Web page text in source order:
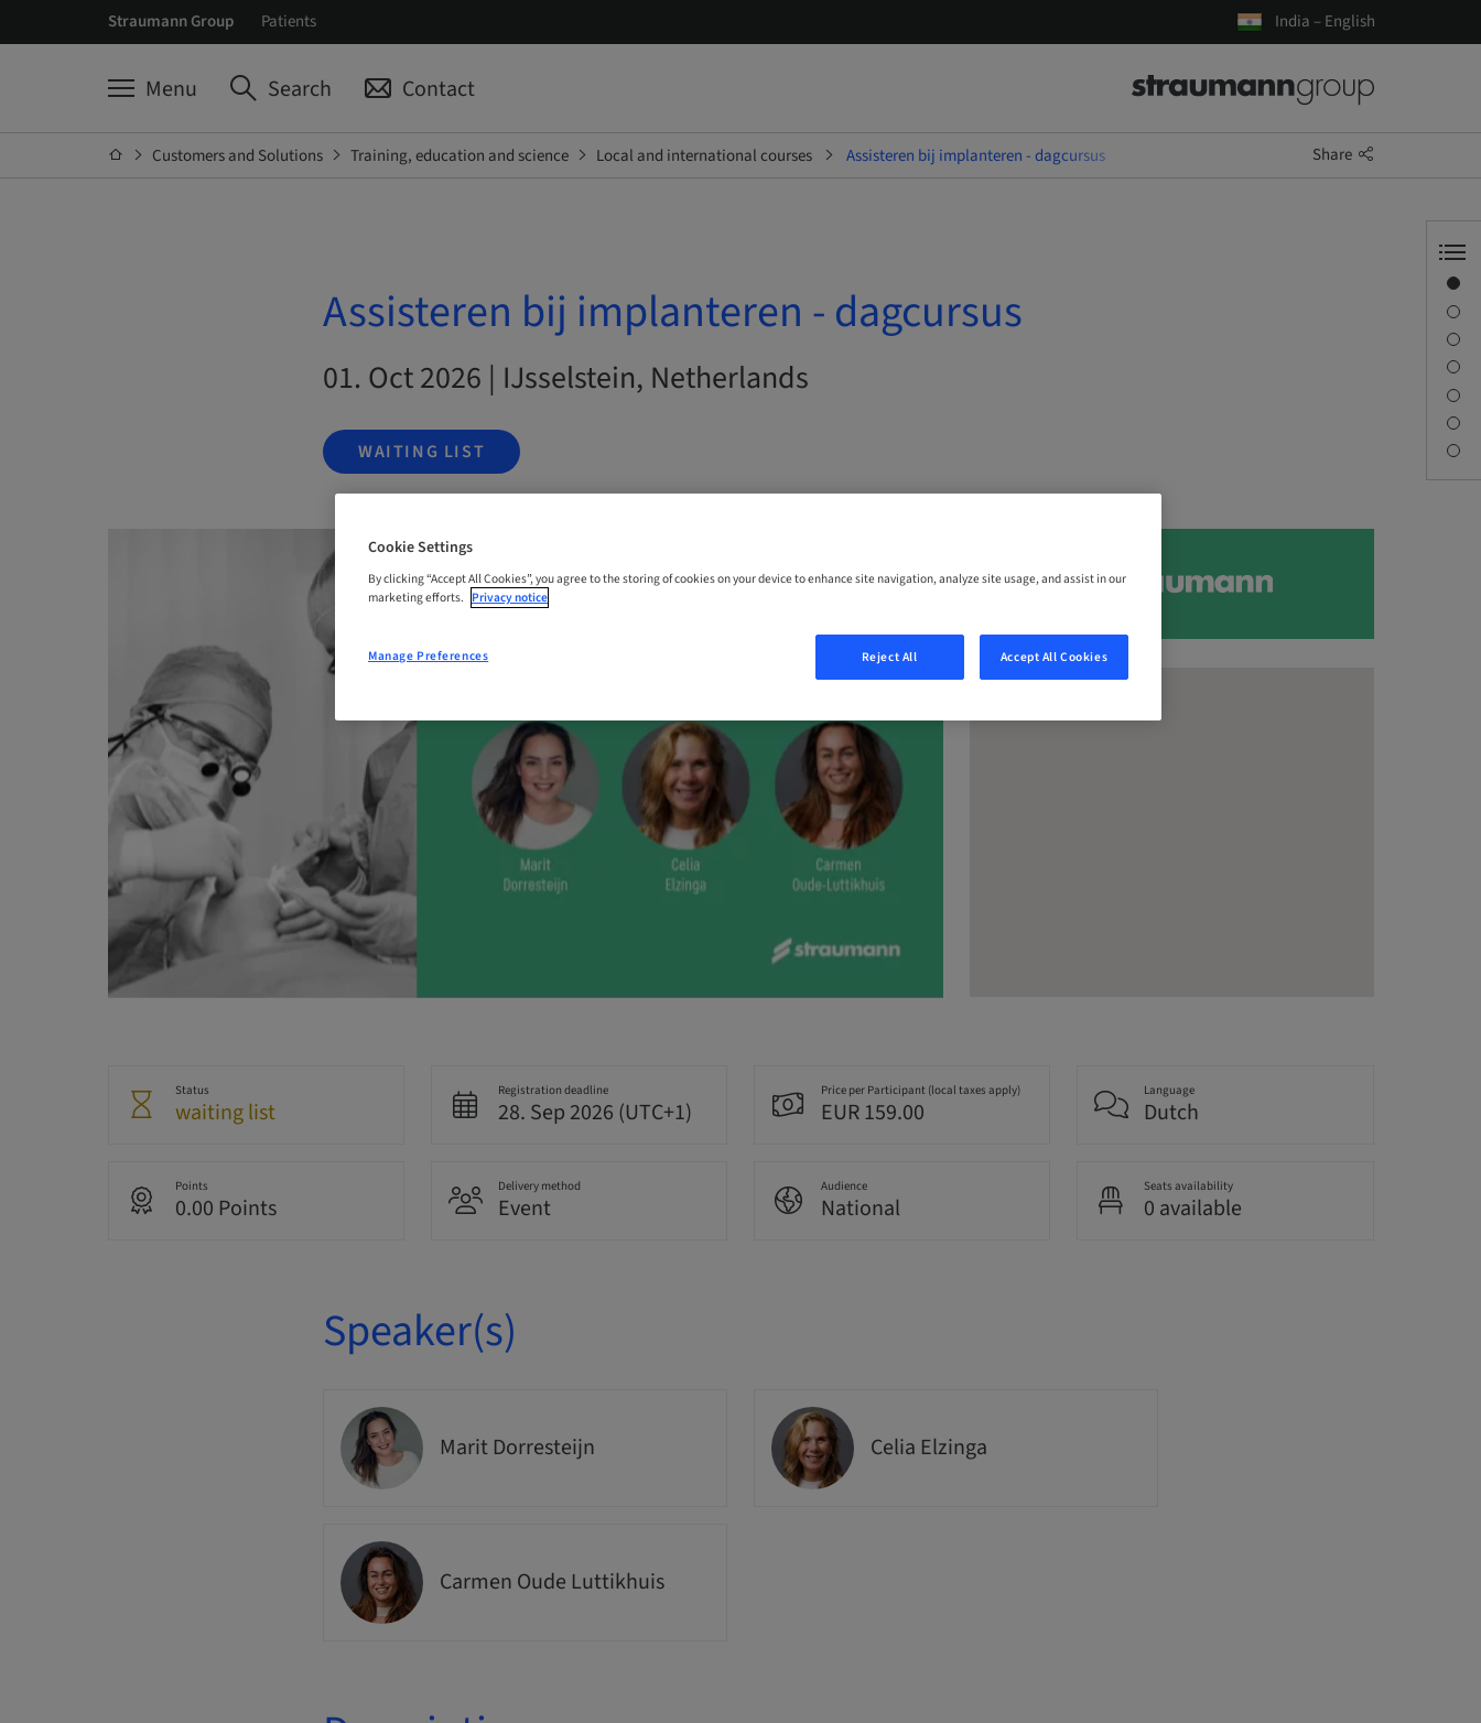
Straumann Group Patients India – English
Menu Search Contact
Customers and Solutions Training, education and science Local and international courses Assisteren bij implanteren - dagcursus Share
Assisteren bij implanteren - dagcursus
01. Oct 2026 | IJsselstein, Netherlands
WAITING LIST
Status
waiting list
Registration deadline
28. Sep 2026 (UTC+1)
Price per Participant (local taxes apply)
EUR 159.00
Language
Dutch
Points
0.00 Points
Delivery method
Event
Audience
National
Seats availability
0 available
Speaker(s)
Marit Dorresteijn Celia Elzinga
Carmen Oude Luttikhuis
Cookie Settings
By clicking “Accept All Cookies”, you agree to the storing of cookies on your device to enhance site navigation, analyze site usage, and assist in our
marketing efforts. Privacy notice
Reject All Accept All Cookies
Manage Preferences